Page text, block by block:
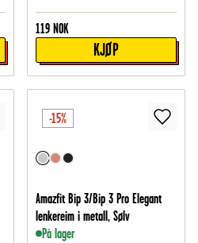
119 NOK
KJØP
-15%
Amazfit Bip 3/Bip 3 Pro Elegant
lenkereim i metall, Sølv
På lager